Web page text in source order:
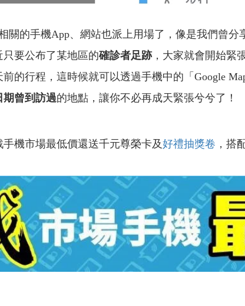
的手機App、網站也派上用場了，像是我們曾分
只要公布了某地區的確診者足跡，大家就會開始緊
的行程，這時候就可以透過手機中的「Google
期曾到訪過的地點，讓你不必再成天緊張兮兮了！
手機市場最低價還送千元尊榮卡及好禮抽獎卷 ，搭